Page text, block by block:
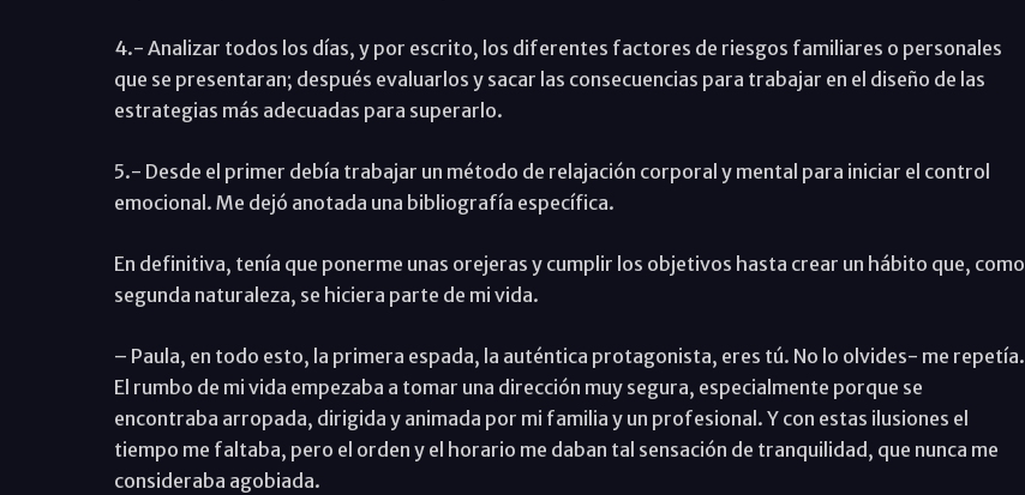
4.- Analizar todos los días, y por escrito, los diferentes factores de riesgos familiares o personales
que se presentaran; después evaluarlos y sacar las consecuencias para trabajar en el diseño de las
estrategias más adecuadas para superarlo.
5.- Desde el primer debía trabajar un método de relajación corporal y mental para iniciar el control
emocional. Me dejó anotada una bibliografía específica.
En definitiva, tenía que ponerme unas orejeras y cumplir los objetivos hasta crear un hábito que, como
segunda naturaleza, se hiciera parte de mi vida.
– Paula, en todo esto, la primera espada, la auténtica protagonista, eres tú. No lo olvides- me repetía.
El rumbo de mi vida empezaba a tomar una dirección muy segura, especialmente porque se
encontraba arropada, dirigida y animada por mi familia y un profesional. Y con estas ilusiones el
tiempo me faltaba, pero el orden y el horario me daban tal sensación de tranquilidad, que nunca me
consideraba agobiada.